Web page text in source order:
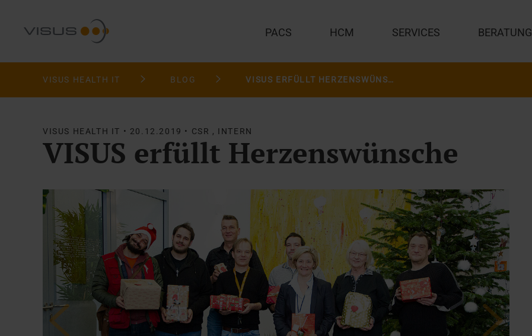
PACS HCM SERVICES BERATUNG
VISUS HEALTH IT BLOG VISUS ERFÜLLT HERZENSWÜNSCHE
VISUS HEALTH IT • 20.12.2019 • CSR , INTERN
VISUS erfüllt Herzenswünsche